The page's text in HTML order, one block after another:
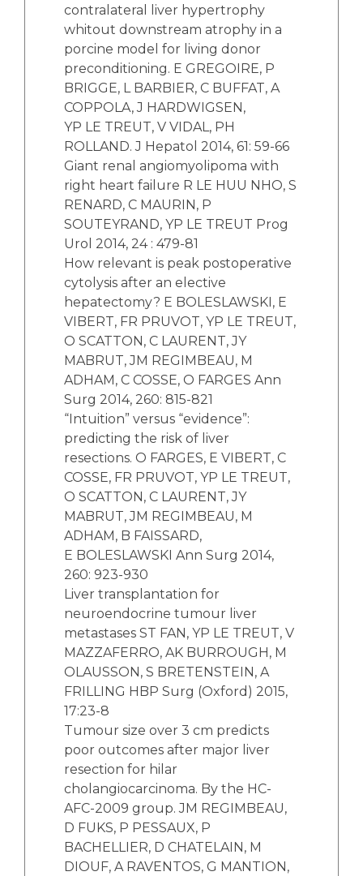
contralateral liver hypertrophy
whitout downstream atrophy in a
porcine model for living donor
preconditioning. E GREGOIRE, P
BRIGGE, L BARBIER, C BUFFAT, A
COPPOLA, J HARDWIGSEN,
YP LE TREUT, V VIDAL, PH
ROLLAND. J Hepatol 2014, 61: 59-66
Giant renal angiomyolipoma with
right heart failure R LE HUU NHO, S
RENARD, C MAURIN, P
SOUTEYRAND, YP LE TREUT Prog
Urol 2014, 24 : 479-81
How relevant is peak postoperative
cytolysis after an elective
hepatectomy? E BOLESLAWSKI, E
VIBERT, FR PRUVOT, YP LE TREUT,
O SCATTON, C LAURENT, JY
MABRUT, JM REGIMBEAU, M
ADHAM, C COSSE, O FARGES Ann
Surg 2014, 260: 815-821
“Intuition” versus “evidence”:
predicting the risk of liver
resections. O FARGES, E VIBERT, C
COSSE, FR PRUVOT, YP LE TREUT,
O SCATTON, C LAURENT, JY
MABRUT, JM REGIMBEAU, M
ADHAM, B FAISSARD,
E BOLESLAWSKI Ann Surg 2014,
260: 923-930
Liver transplantation for
neuroendocrine tumour liver
metastases ST FAN, YP LE TREUT, V
MAZZAFERRO, AK BURROUGH, M
OLAUSSON, S BRETENSTEIN, A
FRILLING HBP Surg (Oxford) 2015,
17:23-8
Tumour size over 3 cm predicts
poor outcomes after major liver
resection for hilar
cholangiocarcinoma. By the HC-
AFC-2009 group. JM REGIMBEAU,
D FUKS, P PESSAUX, P
BACHELLIER, D CHATELAIN, M
DIOUF, A RAVENTOS, G MANTION,